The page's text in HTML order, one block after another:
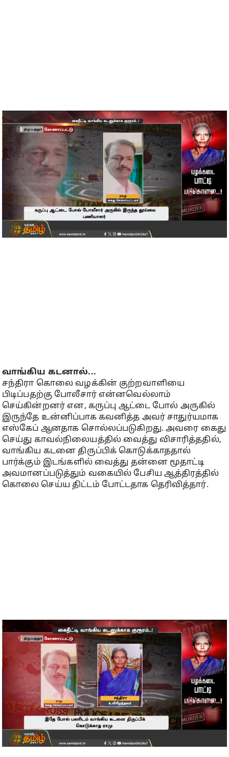
வாங்கிய கடனால்...
சந்திரா கொலை வழக்கின் குற்றவாளியை
பிடிப்பதற்கு போலீசார் என்னவெல்லாம்
செய்கின்றனர் என, கருப்பு ஆட்டை போல் அருகில்
இருந்தே உன்னிப்பாக கவனித்த அவர் சாதுர்யமாக
எஸ்கேப் ஆனதாக சொல்லப்படுகிறது. அவரை கைது
செய்து காவல்நிலையத்தில் வைத்து விசாரித்ததில்,
வாங்கிய கடனை திருப்பிக் கொடுக்காததால்
பார்க்கும் இடங்களில் வைத்து தன்னை மூதாட்டி
அவமானப்படுத்தும் வகையில் பேசிய ஆத்திரத்தில்
கொலை செய்ய திட்டம் போட்டதாக தெரிவித்தார்.